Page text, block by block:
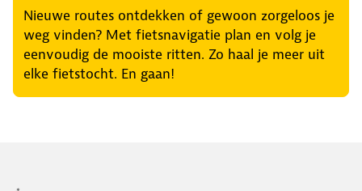
Nieuwe routes ontdekken of gewoon zorgeloos je
weg vinden? Met fietsnavigatie plan en volg je
eenvoudig de mooiste ritten. Zo haal je meer uit
elke fietstocht. En gaan!